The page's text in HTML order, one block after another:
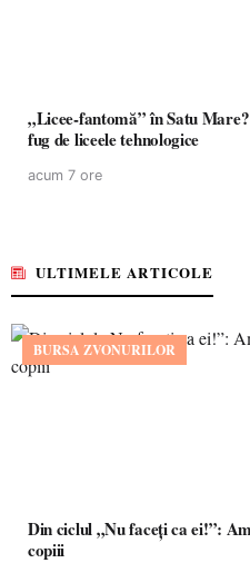
„Licee-fantomă” în Satu Mare? Absolvenții de clasa a VIII-a
fug de liceele tehnologice
acum 7 ore
ULTIMELE ARTICOLE
BURSA ZVONURILOR
Din ciclul „Nu faceți ca ei!”: Ambulanța nu vine să vă răpească
copiii